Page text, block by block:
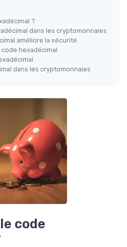
?
dans les cryptomonnaies
améliore la sécurité
hexadécimal
dans les cryptomonnaies
code